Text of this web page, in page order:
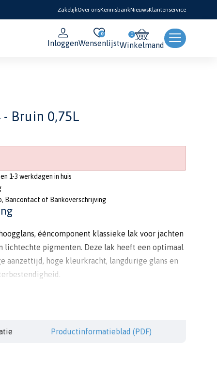
ZakelijkOver onsKennisbankNieuwsKlantenservice
Inloggen
0
WensenlijstWinkelmand
Bruin 0,75L
1-3 werkdagen in huis
Bancontact of Bankoverschrijving
ééncomponent klassieke lak voor jachten
lichtechte pigmenten. Deze lak heeft een optimaal
aanzettijd, hoge kleurkracht, langdurige glans en
van bestaande ééncomponent aflakken.
Productinformatieblad (PDF)